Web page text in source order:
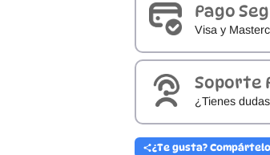
Pago
Visa y
Soporte
¿Tienes
¿Te gusta? Compártelo